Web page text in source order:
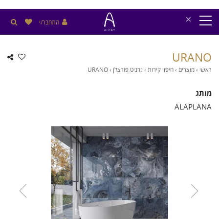
× התחבר/י
URANO
ראשי ›מוצרים ›חיפוי קירות › גרניט פורצלן›
URANO
מותג
ALAPLANA